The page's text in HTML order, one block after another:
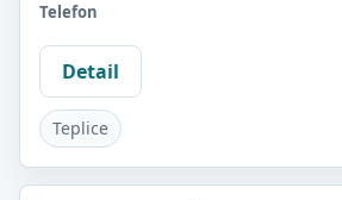
Telefon
Detail
Teplice